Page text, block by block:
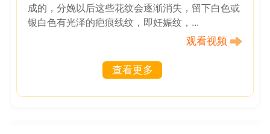
成的，分娩以后这些花纹会逐渐消失，留下白色或
银白色有光泽的疤痕线纹，即妊娠纹，...
观看视频
查看更多